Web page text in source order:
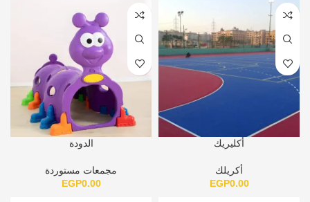
أكليريك
أكريلك
EGP0.00
الدودة
مجمعات مستوردة
EGP0.00